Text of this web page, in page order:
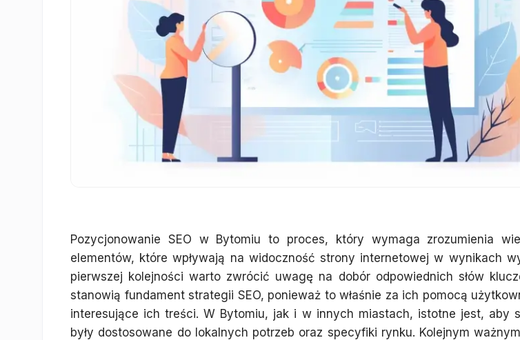
Pozycjonowanie SEO w Bytomiu to proces, który wymaga zrozumienia
elementów, które wpływają na widoczność strony internetowej w wynikach
pierwszej kolejności warto zwrócić uwagę na dobór odpowiednich słów
stanowią fundament strategii SEO, ponieważ to właśnie za ich pomocą
interesujące ich treści. W Bytomiu, jak i w innych miastach, istotne jest, aby
były dostosowane do lokalnych potrzeb oraz specyfiki rynku. Kolejnym